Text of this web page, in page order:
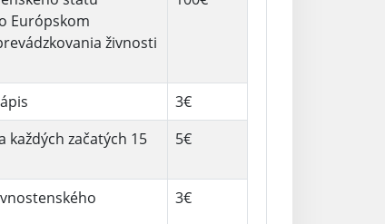
Európskom
živnosti
3€
začatých 15
5€
3€